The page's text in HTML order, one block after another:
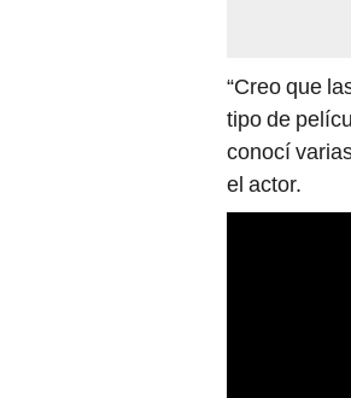
“Creo que
tipo de
conocí
el actor.